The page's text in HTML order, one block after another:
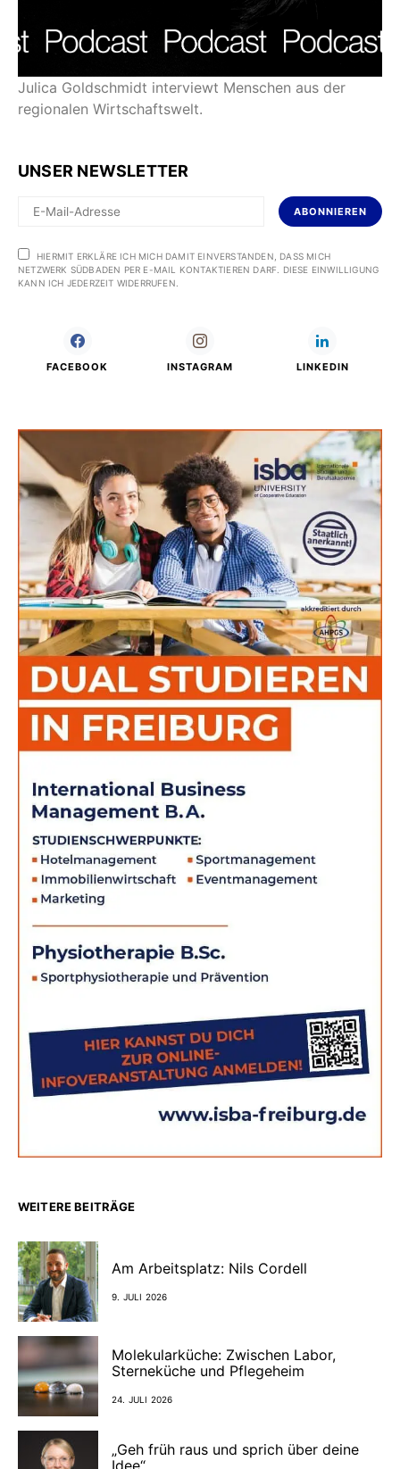
Julica Goldschmidt interviewt Menschen aus der
regionalen Wirtschaftswelt.
UNSER NEWSLETTER
ABONNIEREN
HIERMIT ERKLÄRE ICH MICH DAMIT EINVERSTANDEN, DASS MICH
NETZWERK SÜDBADEN PER E-MAIL KONTAKTIEREN DARF. DIESE EINWILLIGUNG
KANN ICH JEDERZEIT WIDERRUFEN.
FACEBOOK INSTAGRAM LINKEDIN
WEITERE BEITRÄGE
Am Arbeitsplatz: Nils Cordell
9. JULI 2026
Molekularküche: Zwischen Labor,
Sterneküche und Pflegeheim
24. JULI 2026
„Geh früh raus und sprich über deine
Idee“